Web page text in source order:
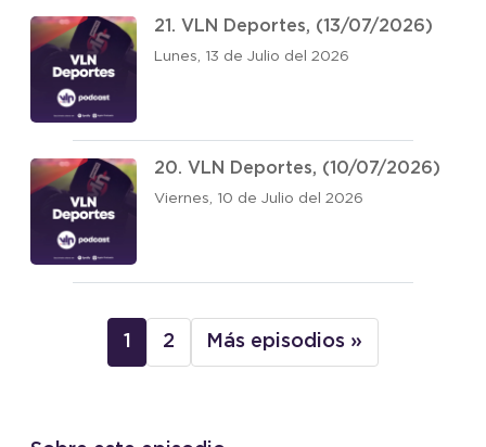
21. VLN Deportes, (13/07/2026)
Lunes, 13 de Julio del 2026
20. VLN Deportes, (10/07/2026)
Viernes, 10 de Julio del 2026
1 2 Más episodios »